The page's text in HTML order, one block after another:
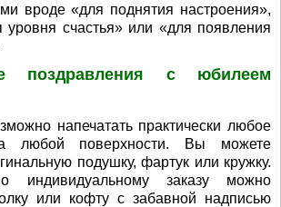
вроде «для поднятия настроения»,
счастья» или «для появления
поздравления с юбилеем
напечатать практически любое
любой поверхности. Вы можете
подушку, фартук или кружку.
индивидуальному заказу можно
или кофту с забавной надписью